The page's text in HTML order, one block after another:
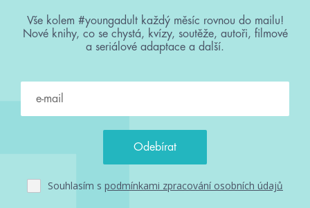
Vše kolem #youngadult každý měsíc rovnou do mailu!
Nové knihy, co se chystá, kvízy, soutěže, autoři, filmové
a seriálové adaptace a další.
Souhlasím s podmínkami zpracování osobních údajů